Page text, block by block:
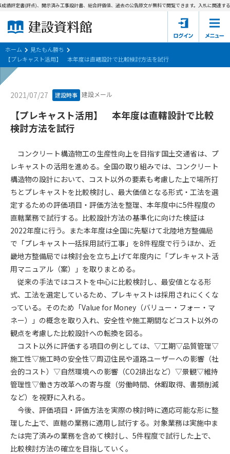
建設資料館とは
東京都の入札資料
国土交通省の入札資料
見たもん勝ち
会員登録について
サポーター会員一覧
会社概要 お問い合わせ
個人情報保護方針
会員規約
評定書(評点)、開示済み工事設計書、総合評価値、過去の公告原文が無料で閲覧できます。入札に関連する
ホーム
見たもん勝ち
【プレキャスト活用】 本年度は直轄設計で比較検討方法を試行
2021/07/27 建設時事 建設メール
【プレキャスト活用】 本年度は直轄設計で比較
検討方法を試行
コンクリート構造物工の生産性向上を目指す国土交通省は、プ
レキャストの活用を進める。全国の取り組みでは、コンクリート
構造物の設計において、コスト以外の要素も考慮した上で場所打
ちとプレキャストを比較検討し、最大価値となる形式・工法を選
定するための評価項目・評価方法を整理、本年度中に5件程度の
直轄業務で試行する。比較設計方法の基準化に向けた検証は
2022年度に行う。また本年度は全国に先駆けて北陸地方整備局
で「プレキャスト一括採用試行工事」を8件程度で行うほか、近
畿地方整備局では検討会を立ち上げて年度内に「プレキャスト活
用マニュアル（案）」を取りまとめる。
従来の手法ではコストを中心に比較検討し、最安値となる形
式、工法を選定しているため、プレキャストは採用されにくくな
っている。そのため「Value for Money（バリュー・フォー・マ
ネー）」の概念を取り入れ、安全性や施工期間などコスト以外の
観点を考慮した比較設計への転換を図る。
コスト以外に評価する項目の例としては、▽工期▽品質管理▽
施工性▽施工時の安全性▽周辺住民や道路ユーザーへの影響（社
会的コスト）▽自然環境への影響（CO2排出など）▽景観▽維持
管理性▽働き方改革への寄与度（労働時間、休暇取得、書類削減
など）を視野に入れる。
今後、評価項目・評価方法を実際の検討時に適応可能な形に整
理した上で、直轄の業務に適用し試行する。対象業務は実施中ま
たは完了済みの業務を含めて検討し、5件程度で試行した上で、
比較検討方法の確立を目指していく。
第1条（規約の目的）
会員サービスの利用条件等について定めるものです。
2. 管理者が建設資料館WEB上で随時掲載するルールは本規約の
一部を構成するものとします。
第2条（規約の変更）
本規約は、会員の了承を得ることなく、随時変更されることが
あります。変更内容は、建設資料館WEB上に表示した時点で直
ちに全ての会員が了承したものとみなします。
第4条（会員審査および資格の取り消し）
会員とは、本規約を承諾の上、所定の会員申込手続きを完了
後、管理者がこれを承認した者をいいます。
第4条（会員の定義と登録）
1. 管理者は前条により審査の結果、会員申込みをした者が以下
の何れかの項目に該当することがわかった場合、その者の会
員としての権限を承認しないことがあります。
(1) 会員申し込みをした者が実在しなかった場合
(2) 本規約に違反した場合/li>
(3) 会員申し込みの際、申告事項に虚偽があった場合
(4) 会員申込者が管理者所定の手続き通りに会員申込手続き処
理を行わなかった場合
(5) その他管理者が会員とすることを不適当と判断した場合
2. 管理者は承認後であっても承認した会員が前項の何れかに該
当することが判明した場合、会員資格を取り消すことがあり
ます。